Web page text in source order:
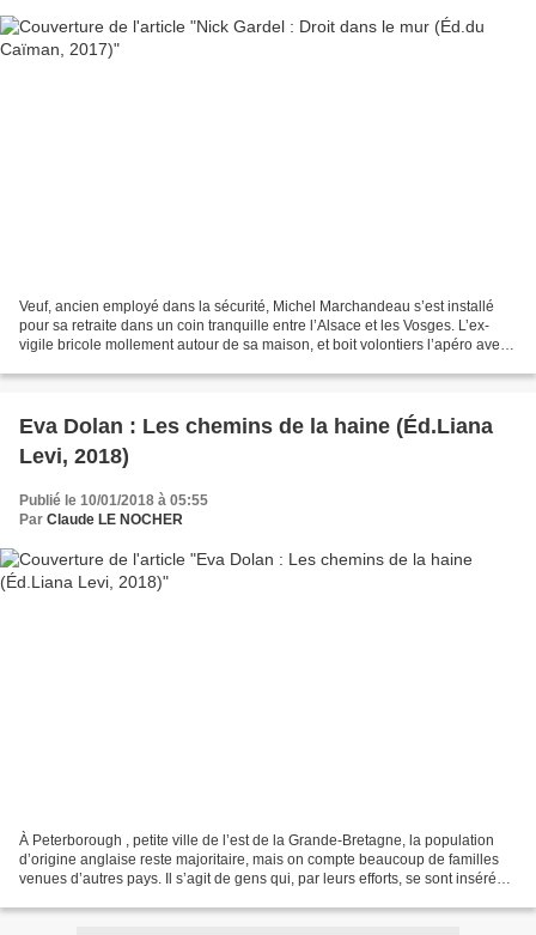
Veuf, ancien employé dans la sécurité, Michel Marchandeau s’est installé
pour sa retraite dans un coin tranquille entre l’Alsace et les Vosges. L’ex-
vigile bricole mollement autour de sa maison, et boit volontiers l’apéro avec
Eva Dolan : Les chemins de la haine (Éd.Liana
Levi, 2018)
Publié le 10/01/2018 à 05:55
Par Claude LE NOCHER
À Peterborough , petite ville de l’est de la Grande-Bretagne, la population
d’origine anglaise reste majoritaire, mais on compte beaucoup de familles
venues d’autres pays. Il s’agit de gens qui, par leurs efforts, se sont insérés